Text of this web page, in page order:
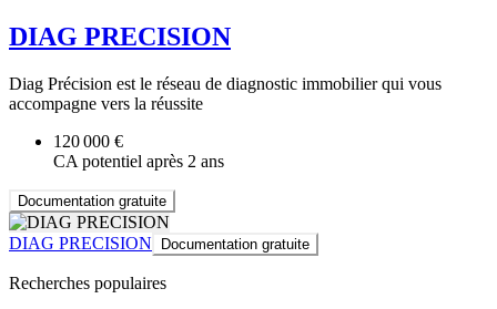
DIAG PRECISION
Diag Précision est le réseau de diagnostic immobilier qui vous
accompagne vers la réussite
120 000 €
CA potentiel après 2 ans
Documentation gratuite
DIAG PRECISION Documentation gratuite
Recherches populaires